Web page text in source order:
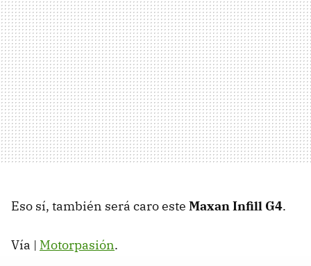
Eso sí, también será caro este Maxan Infill G4.
Vía | Motorpasión.